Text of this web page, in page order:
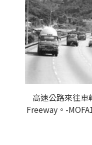
高速公路來往
Freeway。-